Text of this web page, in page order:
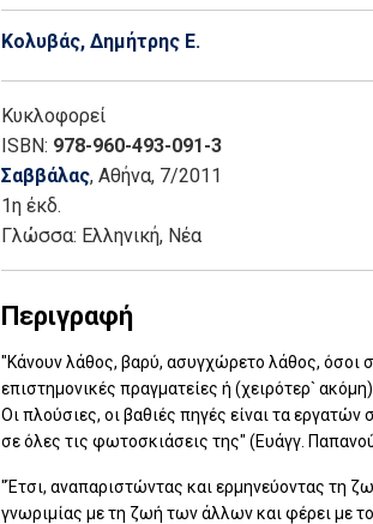
Κολυβάς, Δημήτρης Ε.
Κυκλοφορεί
ISBN: 978-960-493-091-3
Σαββάλας, Αθήνα, 7/2011
1η έκδ.
Γλώσσα: Ελληνική, Νέα
Περιγραφή
"Κάνουν λάθος, βαρύ, ασυγχώρετο λάθος, όσοι
επιστημονικές πραγματείες ή (χειρότερ`
Οι πλούσιες, οι βαθιές πηγές είναι τα
σε όλες τις φωτοσκιάσεις της" (Ευάγγ.
"Έτσι, αναπαριστώντας και ερμηνεύοντας τη
γνωριμίας με τη ζωή των άλλων και φέρει με